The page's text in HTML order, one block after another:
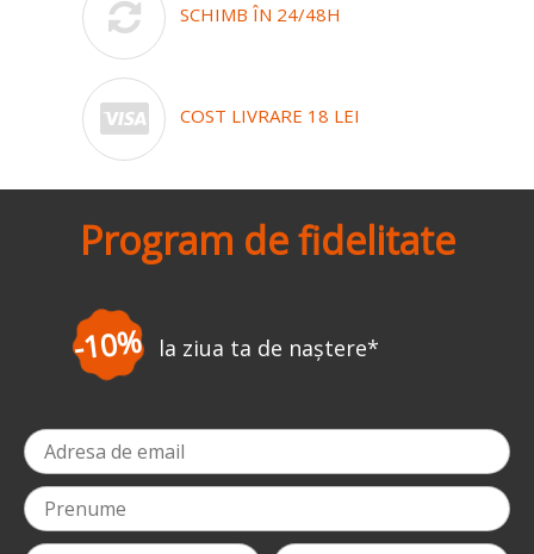
SCHIMB ÎN 24/48H
COST LIVRARE 18 LEI
Program de fidelitate
-3% la prima comandă